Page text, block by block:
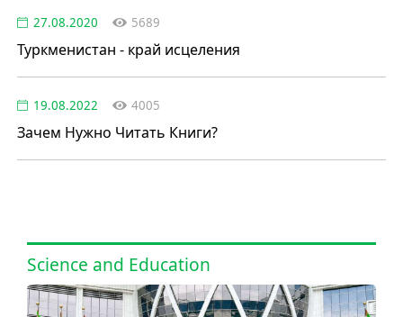
27.08.2020 5689
Туркменистан - край исцеления
19.08.2022 4005
Зачем Нужно Читать Книги?
Science and Education